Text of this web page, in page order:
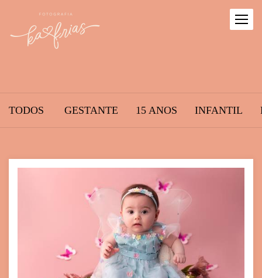
TODOS GESTANTE 15 ANOS INFANTIL